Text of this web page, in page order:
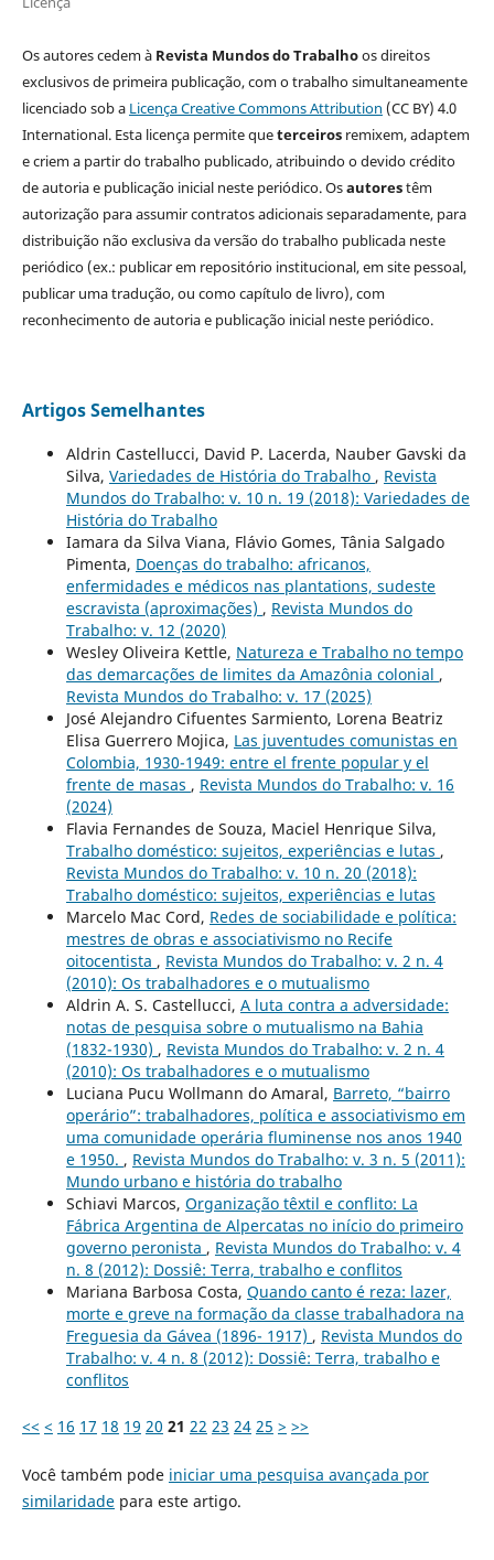
Os autores cedem à Revista Mundos do Trabalhoos direitos
exclusivos de primeira publicação, com o trabalho simultaneamente
licenciado sob a Licença Creative Commons Attribution (CC BY) 4.0
International. Esta licença permite queterceirosremixem, adaptem
e criem a partir do trabalho publicado, atribuindo o devido crédito
de autoria e publicação inicial neste periódico. Osautorestêm
autorização para assumir contratos adicionais separadamente, para
distribuição não exclusiva da versão do trabalho publicada neste
periódico (ex.: publicar em repositório institucional, em site pessoal,
publicar uma tradução, ou como capítulo de livro), com
reconhecimento de autoria e publicação inicial neste periódico.
Artigos Semelhantes
Aldrin Castellucci, David P. Lacerda, Nauber Gavski da
Silva, Variedades de História do Trabalho , Revista
Mundos do Trabalho: v. 10 n. 19 (2018): Variedades de
História do Trabalho
Iamara da Silva Viana, Flávio Gomes, Tânia Salgado
Pimenta, Doenças do trabalho: africanos,
enfermidades e médicos nas plantations, sudeste
escravista (aproximações) , Revista Mundos do
Trabalho: v. 12 (2020)
Wesley Oliveira Kettle, Natureza e Trabalho no tempo
das demarcações de limites da Amazônia colonial ,
Revista Mundos do Trabalho: v. 17 (2025)
José Alejandro Cifuentes Sarmiento, Lorena Beatriz
Elisa Guerrero Mojica, Las juventudes comunistas en
Colombia, 1930-1949: entre el frente popular y el
frente de masas , Revista Mundos do Trabalho: v. 16
(2024)
Flavia Fernandes de Souza, Maciel Henrique Silva,
Trabalho doméstico: sujeitos, experiências e lutas ,
Revista Mundos do Trabalho: v. 10 n. 20 (2018):
Trabalho doméstico: sujeitos, experiências e lutas
Marcelo Mac Cord, Redes de sociabilidade e política:
mestres de obras e associativismo no Recife
oitocentista , Revista Mundos do Trabalho: v. 2 n. 4
(2010): Os trabalhadores e o mutualismo
Aldrin A. S. Castellucci, A luta contra a adversidade:
notas de pesquisa sobre o mutualismo na Bahia
(1832-1930) , Revista Mundos do Trabalho: v. 2 n. 4
(2010): Os trabalhadores e o mutualismo
Luciana Pucu Wollmann do Amaral, Barreto, “bairro
operário”: trabalhadores, política e associativismo em
uma comunidade operária fluminense nos anos 1940
e 1950. , Revista Mundos do Trabalho: v. 3 n. 5 (2011):
Mundo urbano e história do trabalho
Schiavi Marcos, Organização têxtil e conflito: La
Fábrica Argentina de Alpercatas no início do primeiro
governo peronista , Revista Mundos do Trabalho: v. 4
n. 8 (2012): Dossiê: Terra, trabalho e conflitos
Mariana Barbosa Costa, Quando canto é reza: lazer,
morte e greve na formação da classe trabalhadora na
Freguesia da Gávea (1896- 1917) , Revista Mundos do
Trabalho: v. 4 n. 8 (2012): Dossiê: Terra, trabalho e
conflitos
<< < 16 17 18 19 20 21 22 23 24 25 > >>
Você também pode iniciar uma pesquisa avançada por
similaridadepara este artigo.